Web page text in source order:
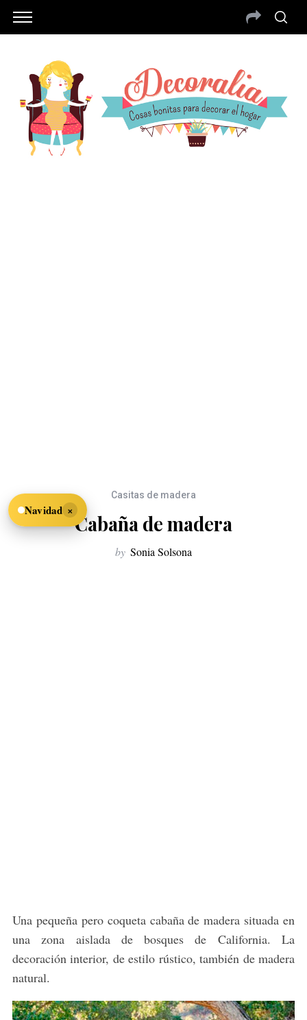
Casitas de madera
Cabaña de madera
by Sonia Solsona
Una pequeña pero coqueta cabaña de madera situada en
una zona aislada de bosques de California. La
decoración interior, de estilo rústico, también de madera
natural.
Navidad ×